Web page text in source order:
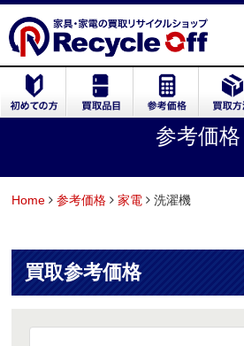
参考価格
Home 参考価格 家電 洗濯機
買取参考価格